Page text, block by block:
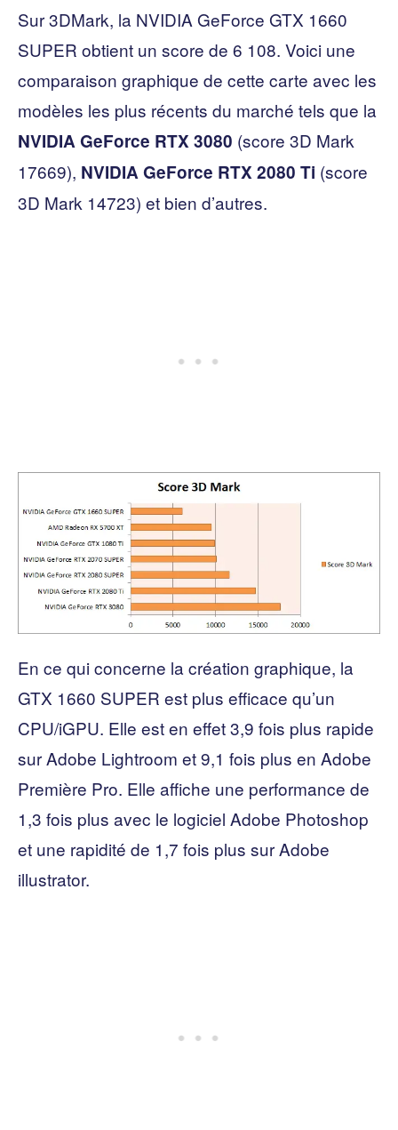
Sur 3DMark, la NVIDIA GeForce GTX 1660
SUPER obtient un score de 6 108. Voici une
comparaison graphique de cette carte avec les
modèles les plus récents du marché tels que la
NVIDIA GeForce RTX 3080 (score 3D Mark
17669), NVIDIA GeForce RTX 2080 Ti (score
3D Mark 14723) et bien d’autres.
En ce qui concerne la création graphique, la
GTX 1660 SUPER est plus efficace qu’un
CPU/iGPU. Elle est en effet 3,9 fois plus rapide
sur Adobe Lightroom et 9,1 fois plus en Adobe
Première Pro. Elle affiche une performance de
1,3 fois plus avec le logiciel Adobe Photoshop
et une rapidité de 1,7 fois plus sur Adobe
illustrator.